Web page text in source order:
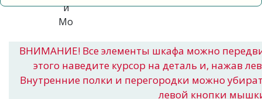
ВНИМАНИЕ! Все элементы шкафа можно
этого наведите курсор на деталь и, нажав
Внутренние полки и перегородки можно
левой кнопки